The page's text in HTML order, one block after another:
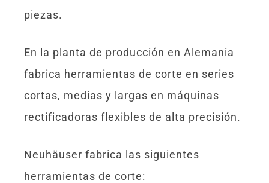
piezas.
En la planta de producción en Alemania
fabrica herramientas de corte en series
cortas, medias y largas en máquinas
rectificadoras flexibles de alta precisión.
Neuhäuser fabrica las siguientes
herramientas de corte: